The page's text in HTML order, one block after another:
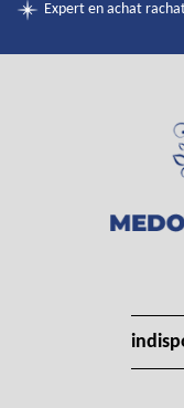
Expert en achat